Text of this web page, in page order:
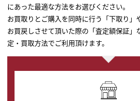
にあった最適な方法をお選びください。
お買取りとご購入を同時に行う「下取り」
お買戻しさせて頂いた際の「査定額保証」
定・買取方法でご利用頂けます。